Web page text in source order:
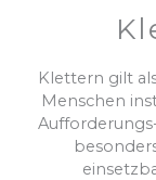
Klettern gilt
Menschen